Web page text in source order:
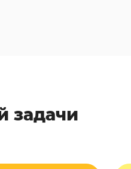
задачи